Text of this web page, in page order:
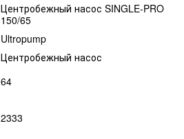
Центробежный насос SINGLE-PRO
150/65
Ultropump
Центробежный насос
64
2333